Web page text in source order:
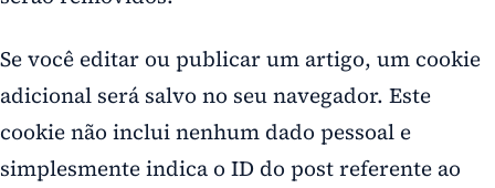
Se você editar ou publicar um artigo, um cookie
adicional será salvo no seu navegador. Este
cookie não inclui nenhum dado pessoal e
simplesmente indica o ID do post referente ao